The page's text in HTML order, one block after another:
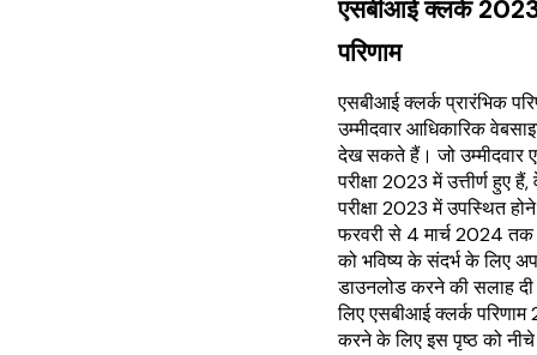
एसबीआई क्लर्क 2023
परिणाम
एसबीआई क्लर्क प्रारंभिक
उम्मीदवार आधिकारिक
देख सकते हैं। जो उम्मीदवार
परीक्षा 2023 में उत्तीर्ण हुए
परीक्षा 2023 में उपस्थित
फरवरी से 4 मार्च 2024 तक
को भविष्य के संदर्भ के लिए
डाउनलोड करने की सलाह दी
लिए एसबीआई क्लर्क
करने के लिए इस पृष्ठ को